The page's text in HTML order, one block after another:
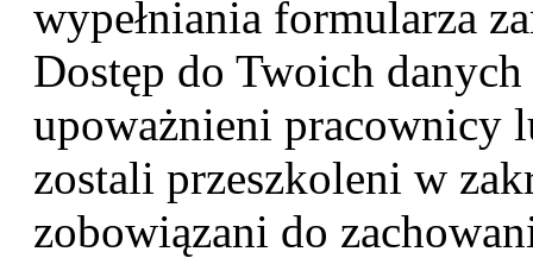
wypełniania formularza
Dostęp do Twoich
upoważnieni pracownicy
zostali przeszkoleni w
zobowiązani do